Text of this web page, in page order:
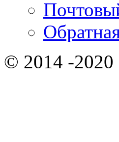
© 2014 -